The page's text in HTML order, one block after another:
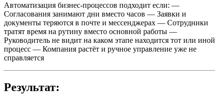
Автоматизация бизнес-процессов подходит если: —
Согласования занимают дни вместо часов — Заявки и
документы теряются в почте и мессенджерах — Сотрудники
тратят время на рутину вместо основной работы —
Руководитель не видит на каком этапе находится тот или иной
процесс — Компания растёт и ручное управление уже не
справляется
Результат: